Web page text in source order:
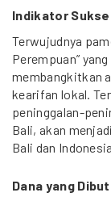
Indikator
Terwujudnya
Perempuan”
membangkitkan
kearifan lokal.
peninggalan-
Bali, akan
Bali dan Indonesia.
Dana yang